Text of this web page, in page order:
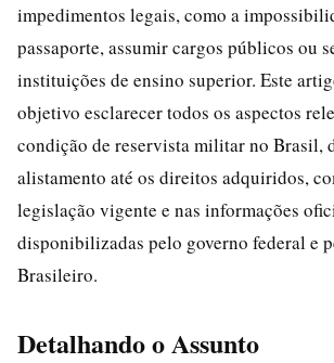
impedimentos legais, como a
passaporte, assumir cargos públicos ou
instituições de ensino superior. Este
objetivo esclarecer todos os aspectos
condição de reservista militar no Brasil,
alistamento até os direitos adquiridos,
legislação vigente e nas informações
disponibilizadas pelo governo federal e
Brasileiro.
Detalhando o Assunto